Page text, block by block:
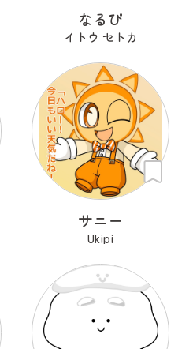
なるぴ
イトウ セトカ
サニー
Ukipi